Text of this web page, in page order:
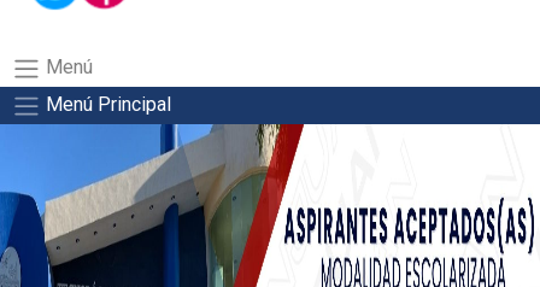
Menú
Menú Principal